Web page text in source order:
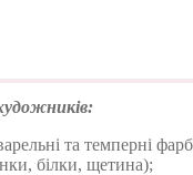
та темперні
білки, щетина);